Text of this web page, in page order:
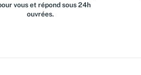
vous et répond sous 24h
ouvrées.